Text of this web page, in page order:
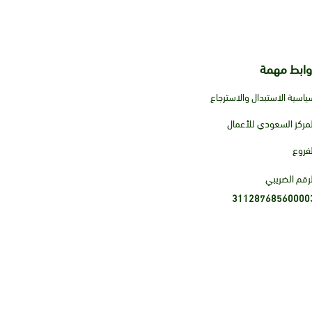
مهمة
الاستبدال والاسترجاع
السعودي للأعمال
الضريبي